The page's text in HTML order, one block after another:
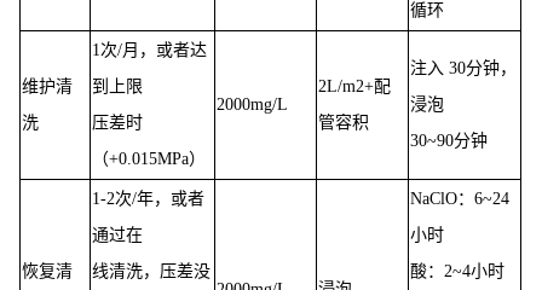
循环
维护清
洗
1次/月，或者达
到上限
压差时
（+0.015MPa）
2000mg/L
2L/m2+配
管容积
注入 30分钟，
浸泡
30~90分钟
恢复清
1-2次/年，或者
通过在
线清洗，压差没
NaClO：6~24
小时
酸：2~4小时